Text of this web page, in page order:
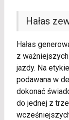
Hałas
Hałas
z
jazdy. Na
podawana w
dokonać
do jednej z